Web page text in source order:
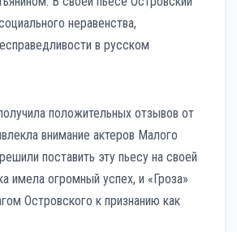
неравенства,
в русском
положительных отзывов от
внимание актеров Малого
поставить эту пьесу на своей
имела огромный успех, и «Гроза»
Островского к признанию как